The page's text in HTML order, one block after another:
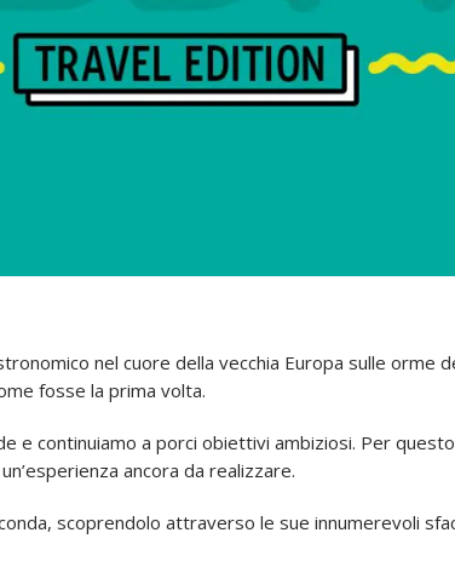
nel cuore della vecchia Europa sulle orme
fosse la prima volta.
e continuiamo a porci obiettivi ambiziosi. Per
ancora da realizzare.
scoprendolo attraverso le sue innumerevoli